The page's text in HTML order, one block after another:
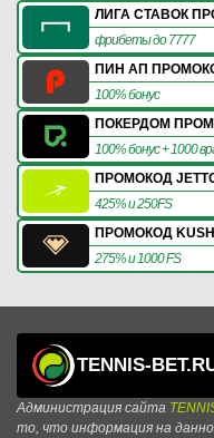
ЛИГА СТАВОК
фрибеты до 7777
ПИН АП
100% бонус
ПОКЕРДОМ
100% бонус + 1000
ПРОМОКОД
425% и 250FS
ПРОМОКОД KUSH
275% и 1000 FS
TENNIS-
Администрация сайта
то, что информация на